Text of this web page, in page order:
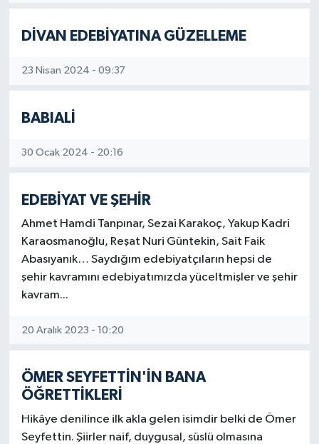
DİVAN EDEBİYATINA GÜZELLEME
23 Nisan 2024 - 09:37
BABIALİ
30 Ocak 2024 - 20:16
EDEBİYAT VE ŞEHİR
Ahmet Hamdi Tanpınar, Sezai Karakoç, Yakup Kadri
Karaosmanoğlu, Reşat Nuri Güntekin, Sait Faik
Abasıyanık… Saydığım edebiyatçıların hepsi de
şehir kavramını edebiyatımızda yüceltmişler ve şehir
kavram...
20 Aralık 2023 - 10:20
ÖMER SEYFETTİN'İN BANA
ÖĞRETTİKLERİ
Hikâye denilince ilk akla gelen isimdir belki de Ömer
Seyfettin. Şiirler naif, duygusal, süslü olmasına